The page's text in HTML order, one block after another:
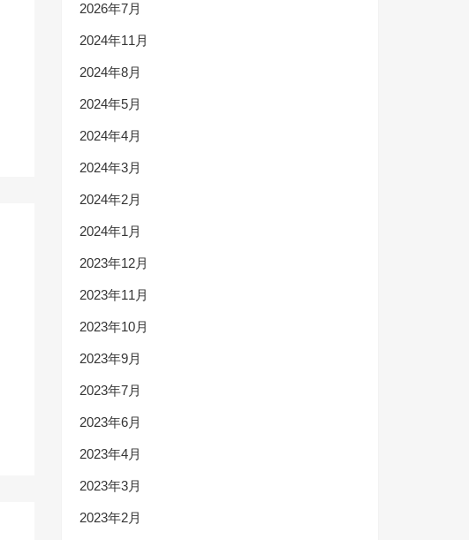
2026年7月
2024年11月
2024年8月
2024年5月
2024年4月
2024年3月
2024年2月
2024年1月
2023年12月
2023年11月
2023年10月
2023年9月
2023年7月
2023年6月
2023年4月
2023年3月
2023年2月